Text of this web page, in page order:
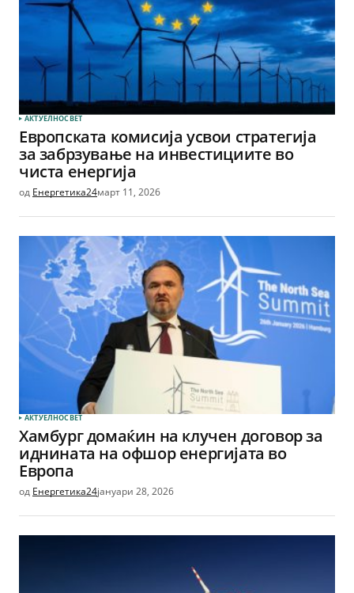
АКТУЕЛНОСВЕТ
Европската комисија усвои стратегија
за забрзување на инвестициите во
чиста енергија
од Енергетика24март 11, 2026
АКТУЕЛНОСВЕТ
Хамбург домаќин на клучен договор за
иднината на офшор енергијата во
Европа
од Енергетика24јануари 28, 2026